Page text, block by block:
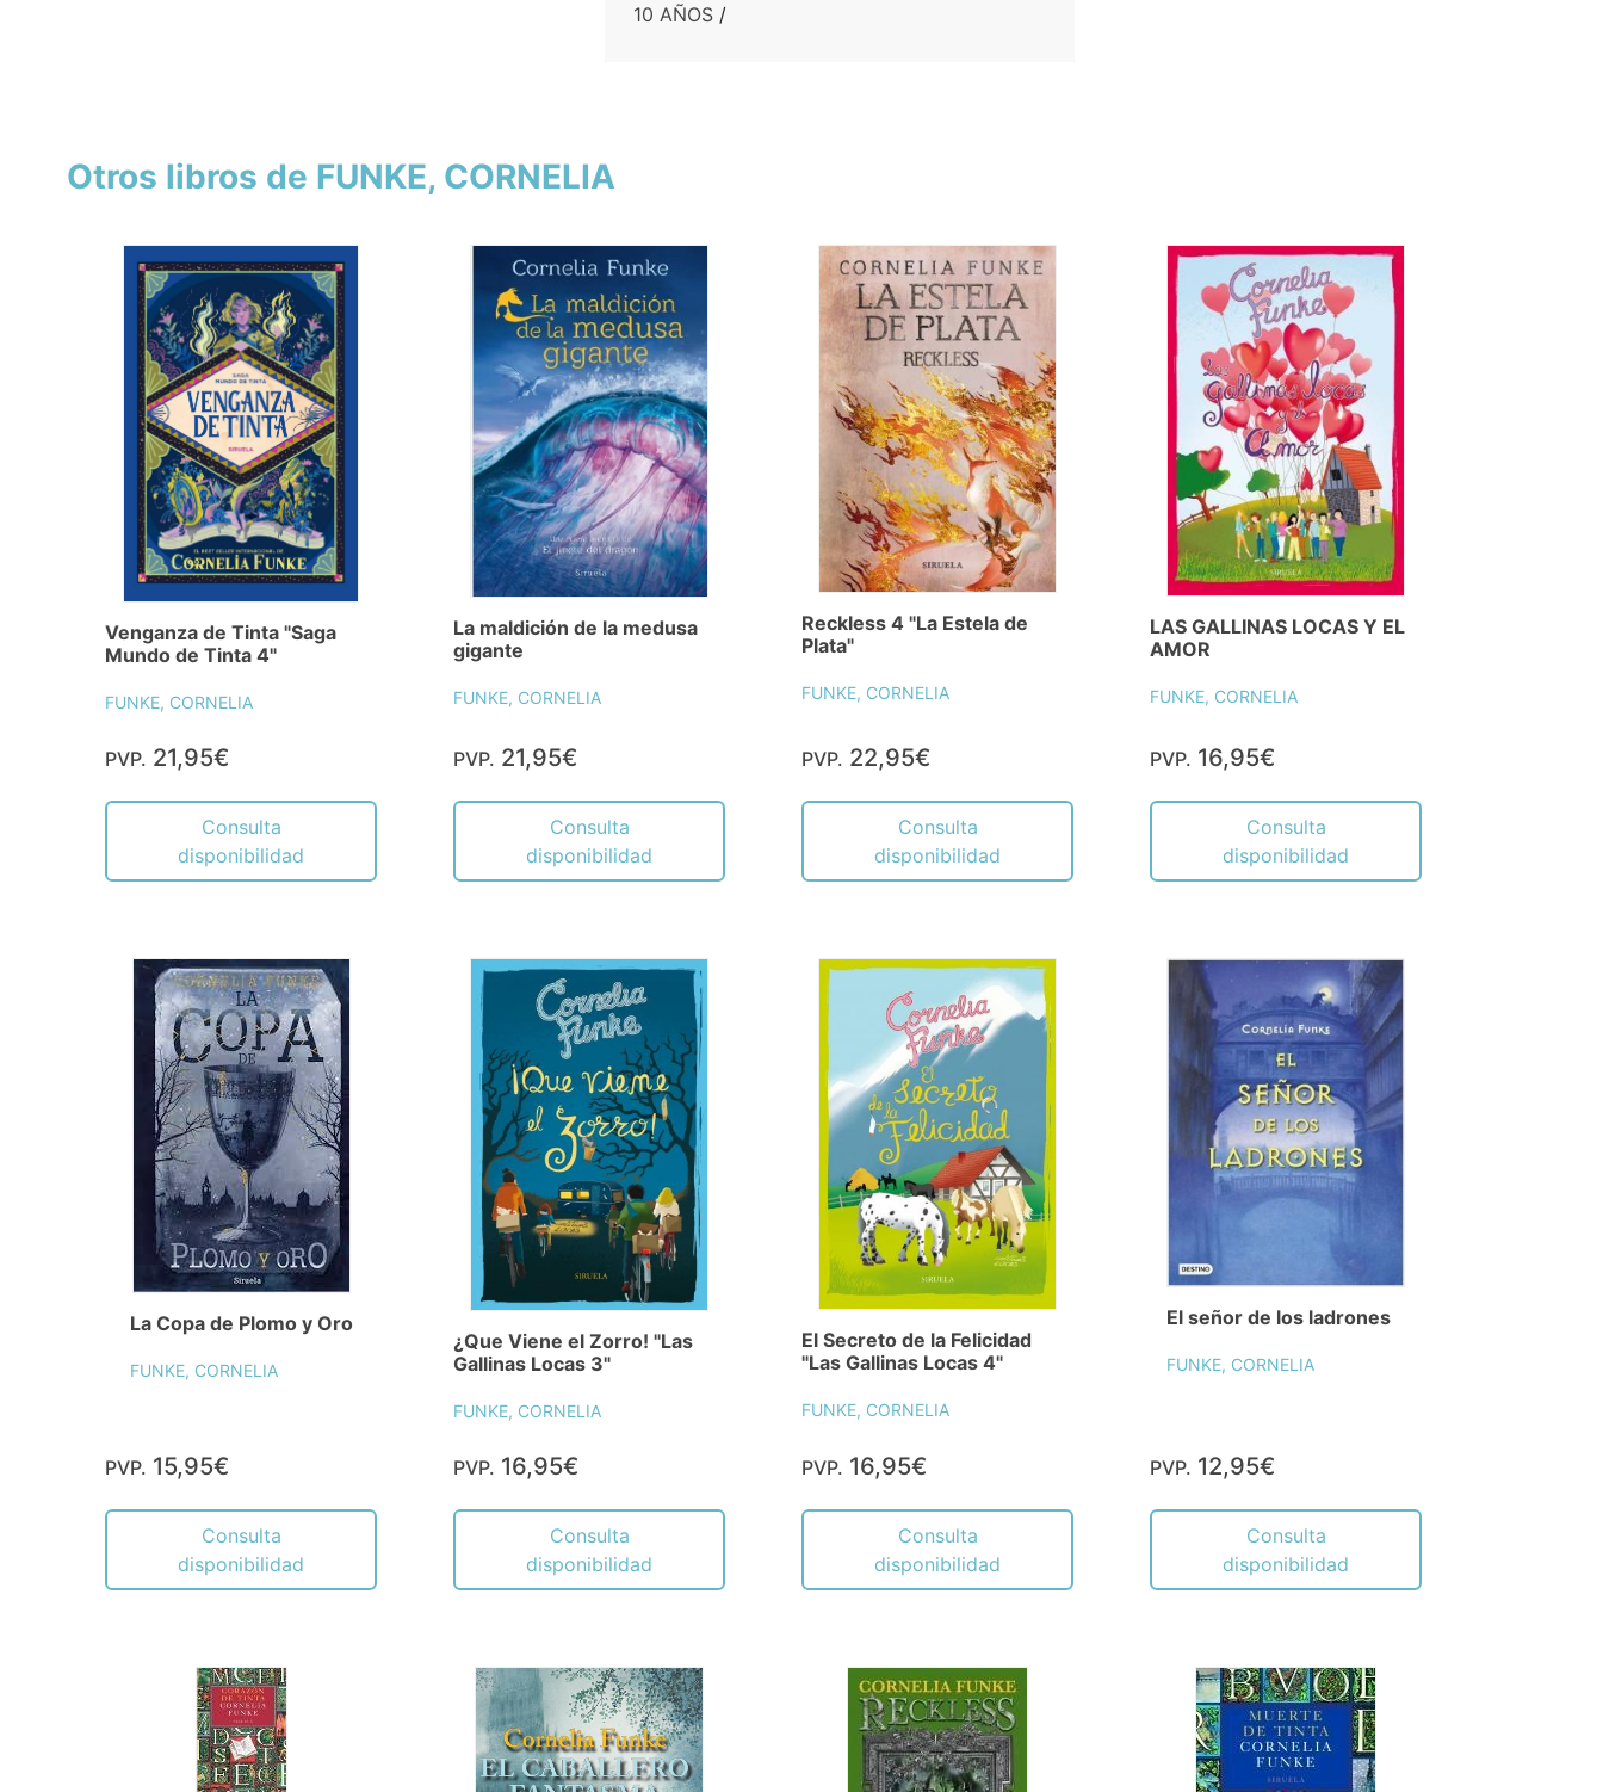
10 AÑOS/
Otros libros de FUNKE, CORNELIA
Venganza de Tinta "Saga
Mundo de Tinta 4"
FUNKE, CORNELIA
PVP. 21,95€
Consulta
disponibilidad
La maldición de la medusa
gigante
FUNKE, CORNELIA
PVP. 21,95€
Consulta
disponibilidad
Reckless 4 "La Estela de
Plata"
FUNKE, CORNELIA
PVP. 22,95€
Consulta
disponibilidad
LAS GALLINAS LOCAS Y EL
AMOR
FUNKE, CORNELIA
PVP. 16,95€
Consulta
disponibilidad
La Copa de Plomo y Oro
FUNKE, CORNELIA
PVP. 15,95€
Consulta
disponibilidad
¿Que Viene el Zorro! "Las
Gallinas Locas 3"
FUNKE, CORNELIA
PVP. 16,95€
Consulta
disponibilidad
El Secreto de la Felicidad
"Las Gallinas Locas 4"
FUNKE, CORNELIA
PVP. 16,95€
Consulta
disponibilidad
El señor de los ladrones
FUNKE, CORNELIA
PVP. 12,95€
Consulta
disponibilidad